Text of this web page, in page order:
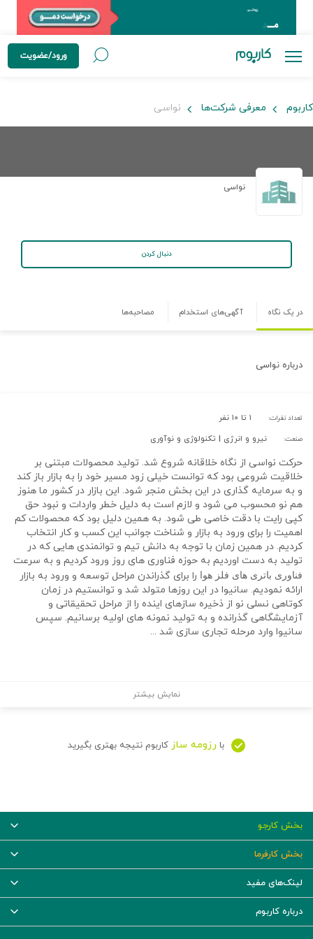
ورود/عضویت
کاربوم معرفی شرکت‌ها نواسی
نواسی
دنبال کردن
در یک نگاه آگهی‌های استخدام مصاحبه‌ها
درباره نواسی
تعداد نفرات: ۱ تا ۱۰ نفر
صنعت: نیرو و انرژی | تکنولوژی و نوآوری
حرکت نواسی از نگاه خلاقانه شروع شد. تولید محصولات مبتنی بر
خلاقیت شروعی بود که توانست خیلی زود مسیر خود را به بازار باز کند
و به سرمایه گذاری در این بخش منجر شود. این بازار در کشور ما هنوز
هم نو محسوب می شود و لازم است به دلیل خطر واردات و نبود حق
کپی رایت با دقت خاصی طی شود. به همین دلیل بود که محصولات کم
اهمیت را برای ورود به بازار و شناخت جوانب این کسب و کار انتخاب
کردیم. در همین زمان با توجه به دانش تیم و توانمندی هایی که در
تولید به دست اوردیم به حوزه فناوری های روز ورود کردیم و به سرعت
فناوری باتری های فلز هوا را برای گذراندن مراحل توسعه و ورود به بازار
ارائه نمودیم. سانیوا در این روزها متولد شد و توانستیم در زمان
کوتاهی نسلی نو از ذخیره سازهای اینده را از مراحل تحقیقاتی و
آزمایشگاهی گذرانده و به تولید نمونه های اولیه برسانیم. سپس
سانیوا وارد مرحله تجاری سازی شد ...
نمایش بیشتر
با رزومه ساز کاربوم نتیجه بهتری بگیرید
بخش کارجو
بخش کارفرما
لینک‌های مفید
درباره کاربوم